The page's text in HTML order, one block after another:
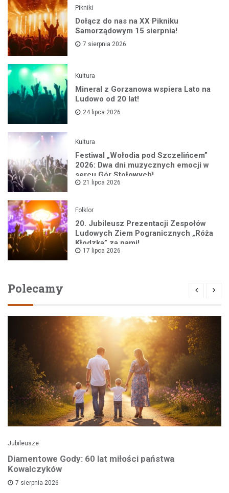
Pikniki
Dołącz do nas na XX Pikniku
Samorządowym 15 sierpnia!
7 sierpnia 2026
Kultura
Mineral z Gorzanowa wspiera Lato na
Ludowo od 20 lat!
24 lipca 2026
Kultura
Festiwal „Wołodia pod Szczelińcem”
2026: Dwa dni muzycznych emocji w
sercu Gór Stołowych!
21 lipca 2026
Folklor
20. Jubileusz Prezentacji Zespołów
Ludowych Ziem Pogranicznych „Róża
Kłodzka” za nami!
17 lipca 2026
Polecamy
Jubileusze
Diamentowe Gody: 60 lat miłości państwa
Kowalczyków
7 sierpnia 2026